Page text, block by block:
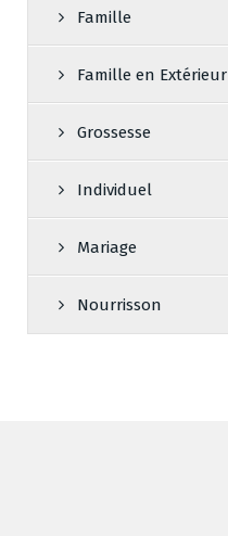
Famille
Famille en Extérieur
Grossesse
Individuel
Mariage
Nourrisson